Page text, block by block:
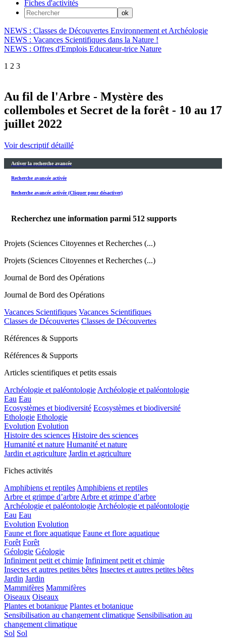
Fiches d'activités
NEWS : Classes de Découvertes Environnement et Archéologie
NEWS : Vacances Scientifiques dans la Nature !
NEWS : Offres d'Emplois Educateur-trice Nature
1 2 3
Au fil de l'Arbre - Mystère des
collemboles et Secret de la forêt - 10 au 17
juillet 2022
Voir descriptif détaillé
Activer la recherche avancée
Recherche avancée activée
Recherche avancée activée (Cliquer pour désactiver)
Recherchez une information parmi 512 supports
Projets (Sciences Citoyennes et Recherches (...)
Projets (Sciences Citoyennes et Recherches (...)
Journal de Bord des Opérations
Journal de Bord des Opérations
Vacances Scientifiques Vacances Scientifiques
Classes de Découvertes Classes de Découvertes
Références & Supports
Références & Supports
Articles scientifiques et petits essais
Archéologie et paléontologie Archéologie et paléontologie
Eau Eau
Ecosystèmes et biodiversité Ecosystèmes et biodiversité
Ethologie Ethologie
Evolution Evolution
Histoire des sciences Histoire des sciences
Humanité et nature Humanité et nature
Jardin et agriculture Jardin et agriculture
Fiches activités
Amphibiens et reptiles Amphibiens et reptiles
Arbre et grimpe d’arbre Arbre et grimpe d’arbre
Archéologie et paléontologie Archéologie et paléontologie
Eau Eau
Evolution Evolution
Faune et flore aquatique Faune et flore aquatique
Forêt Forêt
Géologie Géologie
Infiniment petit et chimie Infiniment petit et chimie
Insectes et autres petites bêtes Insectes et autres petites bêtes
Jardin Jardin
Mammifères Mammifères
Oiseaux Oiseaux
Plantes et botanique Plantes et botanique
Sensibilisation au changement climatique Sensibilisation au
changement climatique
Sol Sol